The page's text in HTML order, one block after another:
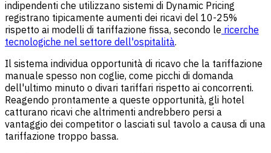
indipendenti che utilizzano sistemi di Dynamic Pricing
registrano tipicamente aumenti dei ricavi del 10-25%
rispetto ai modelli di tariffazione fissa, secondo le ricerche
tecnologiche nel settore dell'ospitalità.
Il sistema individua opportunità di ricavo che la tariffazione
manuale spesso non coglie, come picchi di domanda
dell'ultimo minuto o divari tariffari rispetto ai concorrenti.
Reagendo prontamente a queste opportunità, gli hotel
catturano ricavi che altrimenti andrebbero persi a
vantaggio dei competitor o lasciati sul tavolo a causa di una
tariffazione troppo bassa.